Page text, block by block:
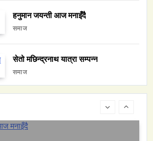
हनुमान जयन्ती आज मनाइँदै
समाज
सेतो मछिन्द्रनाथ यात्रा सम्पन्न
समाज
हनुमान जयन्ती आज मनाइँदै